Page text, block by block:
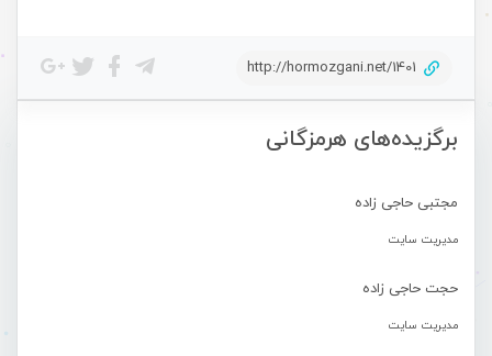
برگزیده‌های هرمزگانی
مجتبی حاجی زاده
مدیریت سایت
حجت حاجی زاده
مدیریت سایت
http://hormozgani.net/1401